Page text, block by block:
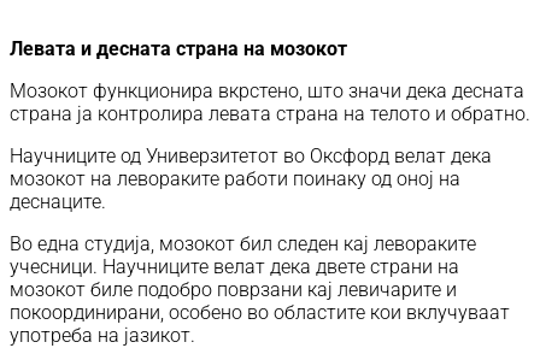
Левата и десната страна на мозокот
Мозокот функционира вкрстено, што значи дека десната
страна ја контролира левата страна на телото и обратно.
Научниците од Универзитетот во Оксфорд велат дека
мозокот на левораките работи поинаку од оној на
деснаците.
Во една студија, мозокот бил следен кај левораките
учесници. Научниците велат дека двете страни на
мозокот биле подобро поврзани кај левичарите и
покоординирани, особено во областите кои вклучуваат
употреба на јазикот.